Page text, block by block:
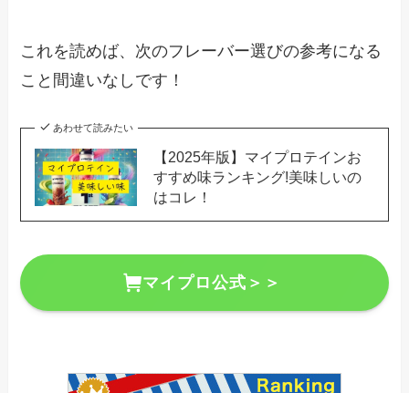
これを読めば、次のフレーバー選びの参考になる
こと間違いなしです！
あわせて読みたい
【2025年版】マイプロテインお
すすめ味ランキング!美味しいの
はコレ！
マイプロ公式＞＞